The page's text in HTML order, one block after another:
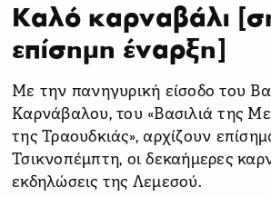
Καλό καρναβάλι
επίσημη έναρξη]
Με την πανηγυρική είσοδο του
Καρνάβαλου, του «Βασιλιά της
της Τραουδκιάς», αρχίζουν
Τσικνοπέμπτη, οι δεκαήμερες
εκδηλώσεις της Λεμεσού.